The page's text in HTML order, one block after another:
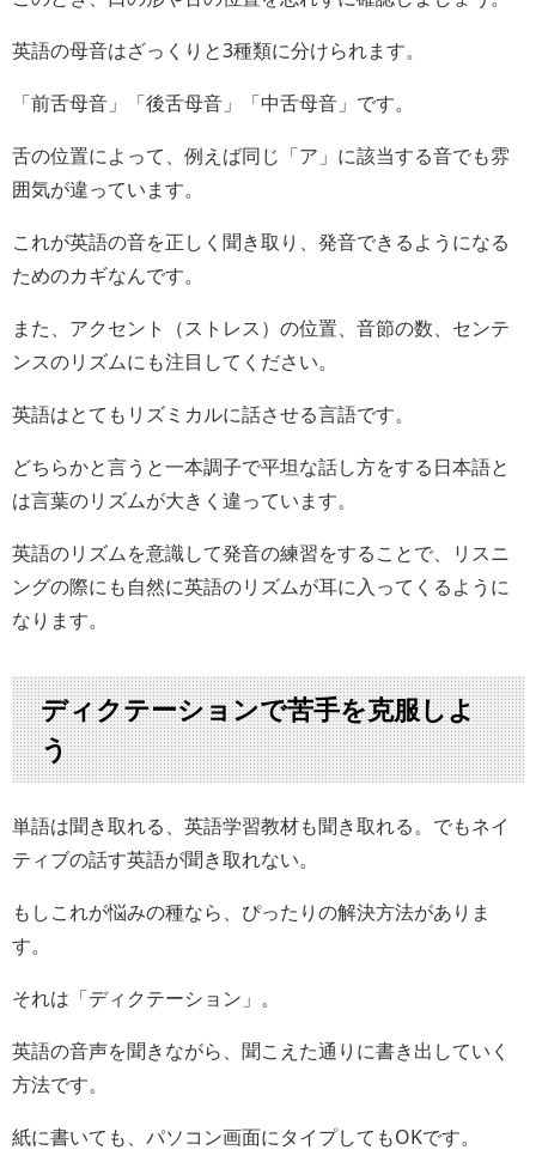
英語の母音はざっくりと3種類に分けられます。
「前舌母音」「後舌母音」「中舌母音」です。
舌の位置によって、例えば同じ「ア」に該当する音でも雰
囲気が違っています。
これが英語の音を正しく聞き取り、発音できるようになる
ためのカギなんです。
また、アクセント（ストレス）の位置、音節の数、センテ
ンスのリズムにも注目してください。
英語はとてもリズミカルに話させる言語です。
どちらかと言うと一本調子で平坦な話し方をする日本語と
は言葉のリズムが大きく違っています。
英語のリズムを意識して発音の練習をすることで、リスニ
ングの際にも自然に英語のリズムが耳に入ってくるように
なります。
ディクテーションで苦手を克服しよ
う
単語は聞き取れる、英語学習教材も聞き取れる。でもネイ
ティブの話す英語が聞き取れない。
もしこれが悩みの種なら、ぴったりの解決方法がありま
す。
それは「ディクテーション」。
英語の音声を聞きながら、聞こえた通りに書き出していく
方法です。
紙に書いても、パソコン画面にタイプしてもOKです。